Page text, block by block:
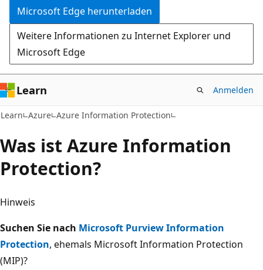
Microsoft Edge herunterladen
Weitere Informationen zu Internet Explorer und
Microsoft Edge
Learn Anmelden
Learn Azure Azure Information Protection
Was ist Azure Information
Protection?
Hinweis
Suchen Sie nach Microsoft Purview Information
Protection, ehemals Microsoft Information Protection
(MIP)?